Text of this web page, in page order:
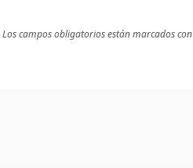
Los campos obligatorios están marcados con